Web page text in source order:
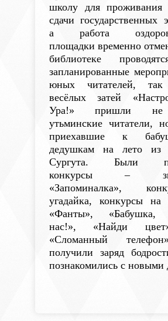
школу для проживания
сдачи государственных
а работа
площадки временно
библиотеке
запланированные
юных читателей,
весёлых затей
Ура!» пришли не
утьминские читатели,
приехавшие к
дедушкам на лето
Сургута. Были
конкурсы –
«Запоминалка»,
угадайка, конкурсы на
«Фанты», «Бабушка,
нас!», «Найди
«Сломанный
получили заряд
познакомились с новыми